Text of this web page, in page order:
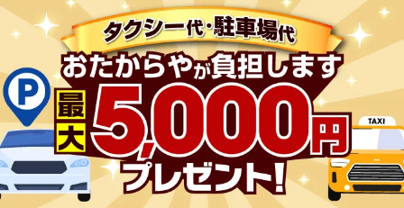
群馬県
岐阜県
静岡県
愛知県
兵庫県
奈良県
和歌山県
広島県
山口県
愛媛県
佐賀県
長崎県
熊本県
大分県
宮崎県
鹿児島県